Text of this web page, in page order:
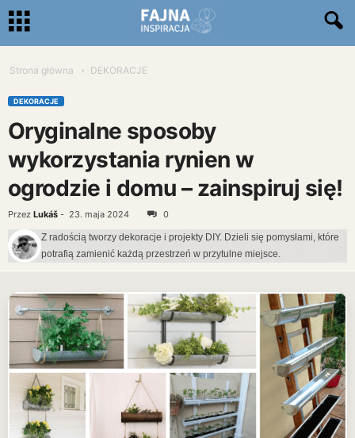
Strona główna DEKORACJE
DEKORACJE
Oryginalne sposoby
wykorzystania rynien w
ogrodzie i domu – zainspiruj się!
Przez Lukáš - 23. maja 2024 0
Z radością tworzy dekoracje i projekty DIY. Dzieli się pomysłami, które
potrafią zamienić każdą przestrzeń w przytulne miejsce.